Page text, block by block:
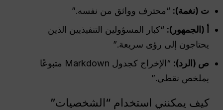
ت (نغمة): “محترف وواثق من نفسه.”
أ (الجمهور): “كبار المسؤولين التنفيذيين الذين
يحتاجون إلى رؤى سريعة.”
ص (الرد):
“الإخراج كجدول Markdown متبوعًا
بملخص نقطي.”
كيف يمكنني استخدام “الشخصيات”